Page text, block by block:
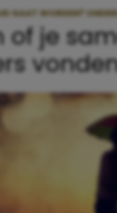
GAAT WORDEN?
of je